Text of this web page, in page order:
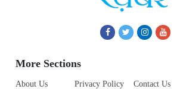
More Sections
About Us Privacy Policy Contact Us